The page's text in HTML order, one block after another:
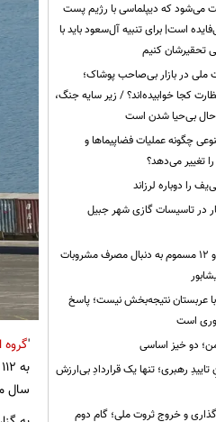
'گروه
سال ماقبل آن ۱۱
می‌شود که دیپلماسی با رژیم پست
است| برای تنبیه آل‌سعود باید با
تحقیرشان کنیم
ملی در بازار بی‌صاحب پوشاک؛
کجا خوابیده‌اند؟ / زیر سایه جنگ،
بی‌حیا شدن است
چگونه عملیات فضاپیماها و
تغییر می‌دهد؟
را دوباره لرزاند
در تاسیسات گازی شهر جبیل
یک کشته و ۱۲ مسموم به دنبال مصرف مشروبات
عربستان نتیجه‌بخش نیست؛ پاسخ
است
دو خیز اساسی
تاییدِ رهبری؛ تنها یک قراردادِ بی‌ارزش
و خروج ثروت ملی؛ گام دوم